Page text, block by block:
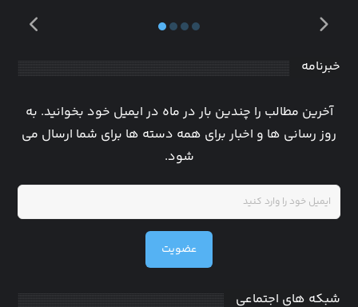
خبرنامه
آخرین مطالب را چندین بار در ماه در ایمیل خود بخوانید. به
روز رسانی ها و اخبار برای همه دسته ها برای شما ارسال می
شود.
عضویت
شبکه های اجتماعی